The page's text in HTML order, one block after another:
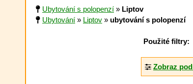
Ubytování s polopenzí » Liptov
Ubytování » Liptov » ubytování s polopenzí
Použité filtry:
Zobraz